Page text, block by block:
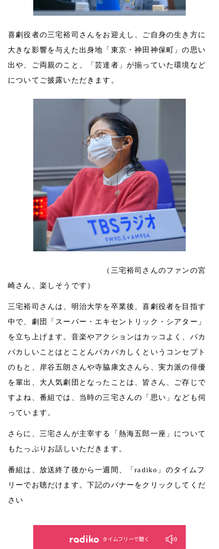
喜劇役者の三宅裕司さんをお迎えし、ご自身の生き方に
大きな影響を与えた出身地「東京・神田神保町」の思い
出や、ご両親のこと、「芸達者」が揃っていた環境など
についてご披露いただきます。
（三宅裕司さんのファンの宮
崎さん、楽しそうです）
三宅裕司さんは、明治大学を卒業後、喜劇役者を目指す
中で、劇団「スーパー・エキセントリック・シアター」
を立ち上げます。音楽やアクションはカッコよく、バカ
バカしいことはとことんバカバカしくというコンセプト
のもと、岸谷五朗さんや寺脇康文さんら、実力派の俳優
を輩出、大人気劇団となったことは、皆さん、ご存じで
すよね、番組では、当時の三宅さんの「思い」なども伺
っています。
さらに、三宅さんが主宰する「熱海五郎一座」について
もたっぷりお話しいただきます。
番組は、放送終了後から一週間、「radiko」のタイムフ
リーでお聴だけます。下記のバナーをクリックしてくだ
さい
タイムフリーで聴く